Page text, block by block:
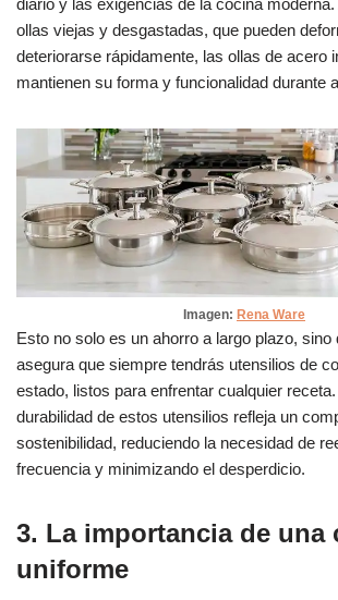
diario y las exigencias de la cocina moderna.
ollas viejas y desgastadas, que pueden
deteriorarse rápidamente, las ollas de acero
mantienen su forma y funcionalidad durante
Imagen: Rena Ware
Esto no solo es un ahorro a largo plazo, sino
asegura que siempre tendrás utensilios de
estado, listos para enfrentar cualquier
durabilidad de estos utensilios refleja un
sostenibilidad, reduciendo la necesidad de
frecuencia y minimizando el desperdicio.
3. La importancia de una
uniforme